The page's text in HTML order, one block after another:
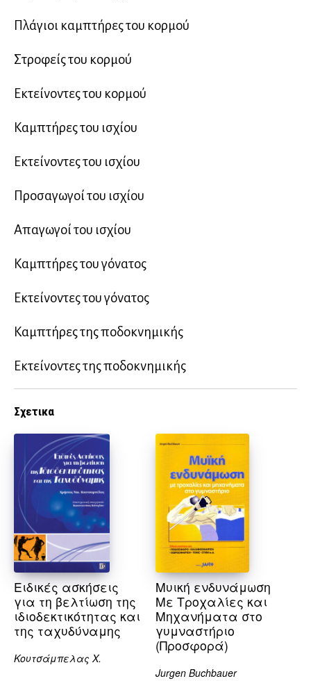
Πλάγιοι καμπτήρες του κορμού
Στροφείς του κορμού
Εκτείνοντες του κορμού
Καμπτήρες του ισχίου
Εκτείνοντες του ισχίου
Προσαγωγοί του ισχίου
Απαγωγοί του ισχίου
Καμπτήρες του γόνατος
Εκτείνοντες του γόνατος
Καμπτήρες της ποδοκνημικής
Εκτείνοντες της ποδοκνημικής
Σχετικα
Ειδικές ασκήσεις
για τη βελτίωση της
ιδιοδεκτικότητας και
της ταχυδύναμης
Κουτσάμπελας Χ.
Μυική ενδυνάμωση
Με Τροχαλίες και
Μηχανήματα στο
γυμναστήριο
(Προσφορά)
Jurgen Buchbauer